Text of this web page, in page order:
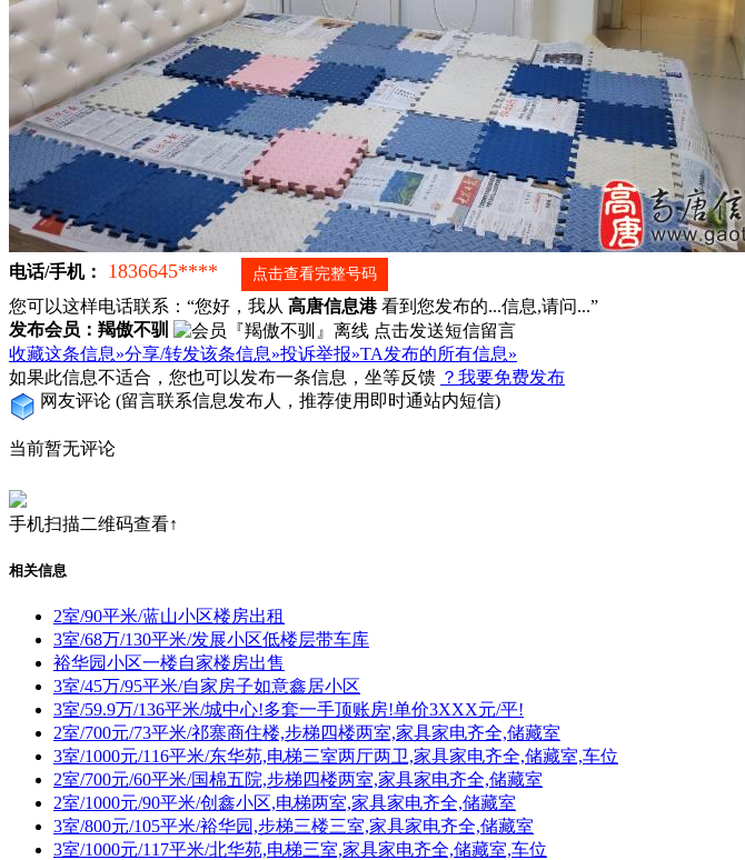
电话/手机： 1836645**** 点击查看完整号码
您可以这样电话联系：“您好，我从 高唐信息港看到您发布的...信息,请问...”
发布会员：羯傲不驯
收藏这条信息»分享/转发该条信息»投诉举报»TA发布的所有信息»
如果此信息不适合，您也可以发布一条信息，坐等反馈 ？我要免费发布
网友评论 (留言联系信息发布人，推荐使用即时通站内短信)
当前暂无评论
手机扫描二维码查看↑
相关信息
2室/90平米/蓝山小区楼房出租
3室/68万/130平米/发展小区低楼层带车库
裕华园小区一楼自家楼房出售
3室/45万/95平米/自家房子如意鑫居小区
3室/59.9万/136平米/城中心!多套一手顶账房!单价3XXX元/平!
2室/700元/73平米/祁寨商住楼,步梯四楼两室,家具家电齐全,储藏室
3室/1000元/116平米/东华苑,电梯三室两厅两卫,家具家电齐全,储藏室,车位
2室/700元/60平米/国棉五院,步梯四楼两室,家具家电齐全,储藏室
2室/1000元/90平米/创鑫小区,电梯两室,家具家电齐全,储藏室
3室/800元/105平米/裕华园,步梯三楼三室,家具家电齐全,储藏室
3室/1000元/117平米/北华苑,电梯三室,家具家电齐全,储藏室,车位